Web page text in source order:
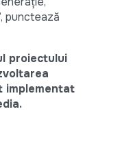
punctează
proiectului
implementat